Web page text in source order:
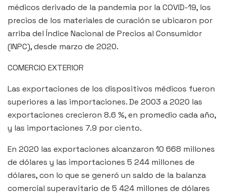
médicos derivado de la pandemia por la COVID-19, los
precios de los materiales de curación se ubicaron por
arriba del Índice Nacional de Precios al Consumidor
(INPC), desde marzo de 2020.
COMERCIO EXTERIOR
Las exportaciones de los dispositivos médicos fueron
superiores a las importaciones. De 2003 a 2020 las
exportaciones crecieron 8.6 %, en promedio cada año,
y las importaciones 7.9 por ciento.
En 2020 las exportaciones alcanzaron 10 668 millones
de dólares y las importaciones 5 244 millones de
dólares, con lo que se generó un saldo de la balanza
comercial superavitario de 5 424 millones de dólares